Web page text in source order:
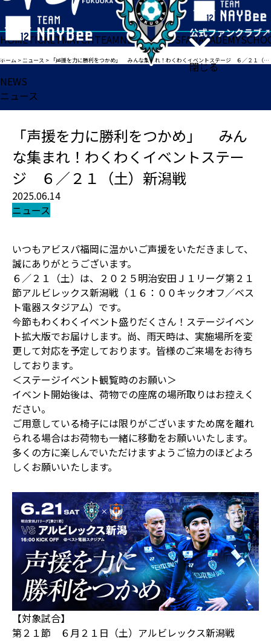
閉じる
HOMETICKETMATCHTEAMNEWSGOODSFANACADEMY
ホーム >ニュース > 「声援を力に勝利をつかめ」 みんな集まれ！わくわくイベントステージ ６／２１（土）新潟戦
NEWS
ニュース
「声援を力に勝利をつかめ」 みん
な集まれ！わくわくイベントステー
ジ ６／２１（土）新潟戦
2025.06.14
ニュース
いつもアビスパ福岡に温かいご声援をいただきまして、
誠にありがとうございます。
６／２１（土）は、２０２５明治安田Ｊ１リーグ第２１
節アルビレックス新潟戦（１６：００キックオフ／ベス
ト電器スタジアム）です。
今節もわくわくイベント盛りだくさん！ステージイベン
ト拡大版でお届けします。尚、雨天時は、実施場所を変
更して対応を予定しております。皆様のご来場をお待ち
しております。
＜ステージイベント観覧時のお願い＞
イベント開始後は、荷物での座席の場所取りはお控えく
ださい。
ご用意している椅子には限りがございますため席を離れ
られる場合はお荷物も一緒に移動をお願いいたします。
多くの方に楽しんでいただけますようご協力のほどよろ
しくお願いいたします。
【対象試合】
第２１節 ６月２１日（土）アルビレックス新潟戦